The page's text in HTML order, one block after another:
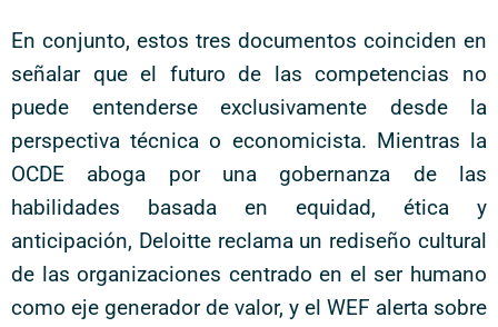
En conjunto, estos tres documentos coinciden en
señalar que el futuro de las competencias no
puede entenderse exclusivamente desde la
perspectiva técnica o economicista. Mientras la
OCDE aboga por una gobernanza de las
habilidades basada en equidad, ética y
anticipación, Deloitte reclama un rediseño cultural
de las organizaciones centrado en el ser humano
como eje generador de valor, y el WEF alerta sobre